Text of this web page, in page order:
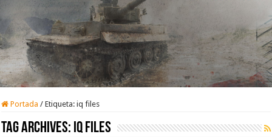
Portada / Etiqueta:iq files
Tag Archives: iq files